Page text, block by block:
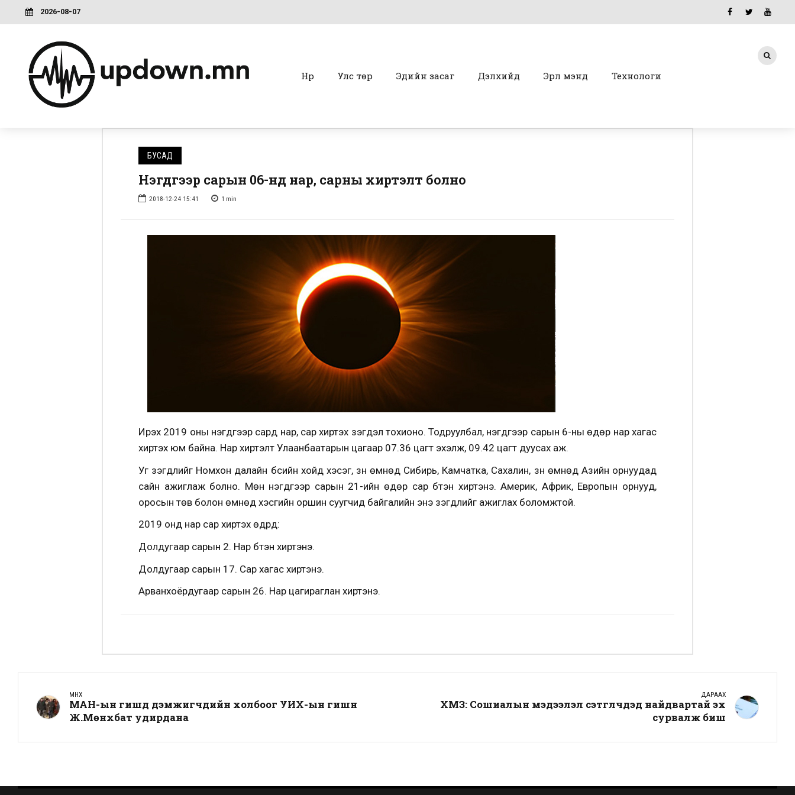
2026-08-07
Нүүр Улс төр Эдийн засаг Дэлхийд Эрүүл мэнд Технологи
БУСАД
Нэгдүгээр сарын 06-нд нар, сарны хиртэлт болно
2018-12-24 15:41 1 min
Ирэх 2019 оны нэгдүгээр сард нар, сар хиртэх үзэгдэл тохионо. Тодруулбал, нэгдүгээр сарын 6-ны өдөр нар хагас
хиртэх юм байна. Нар хиртэлт Улаанбаатарын цагаар 07.36 цагт эхэлж, 09.42 цагт дуусах аж.
Уг үзэгдлийг Номхон далайн бүсийн хойд хэсэг, зүүн өмнөд Сибирь, Камчатка, Сахалин, зүүн өмнөд Азийн орнуудад
сайн ажиглаж болно. Мөн нэгдүгээр сарын 21-ийн өдөр сар бүтэн хиртэнэ. Америк, Африк, Европын орнууд,
оросын төв болон өмнөд хэсгийн оршин суугчид байгалийн энэ үзэгдлийг ажиглах боломжтой.
2019 онд нар сар хиртэх өдрүүд:
Долдугаар сарын 2. Нар бүтэн хиртэнэ.
Долдугаар сарын 17. Сар хагас хиртэнэ.
Арванхоёрдугаар сарын 26. Нар цагираглан хиртэнэ.
ӨМНӨХ
МАН-ын гишүүд дэмжигчдийн холбоог УИХ-ын гишүүн
Ж.Мөнхбат удирдана
ДАРААХ
ХМЗ: Сошиалын мэдээлэл сэтгүүлчдэд найдвартай эх
сурвалж биш